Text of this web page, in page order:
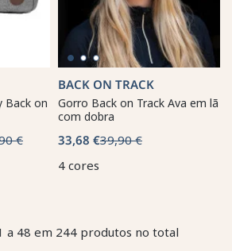
Back on
€
BACK ON TRACK
Gorro Back on Track Ava em lã
com dobra
33,68 €39,90 €
4 cores
a 48 em 244 produtos no total